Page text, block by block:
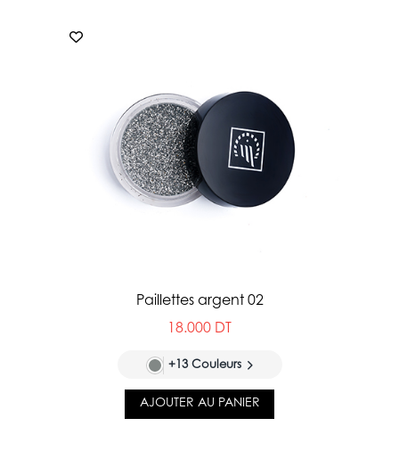
Paillettes argent 02
18.000 DT
+13 Couleurs
AJOUTER AU PANIER